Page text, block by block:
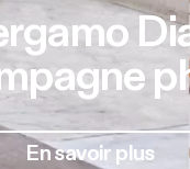
En savoir plus